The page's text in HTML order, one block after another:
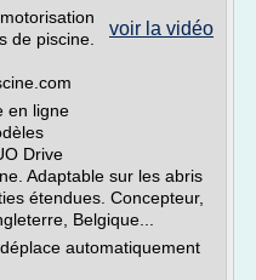
voir la vidéo
de piscine.
en ligne
Drive
Adaptable sur les abris
étendues. Concepteur,
Belgique...
automatiquement